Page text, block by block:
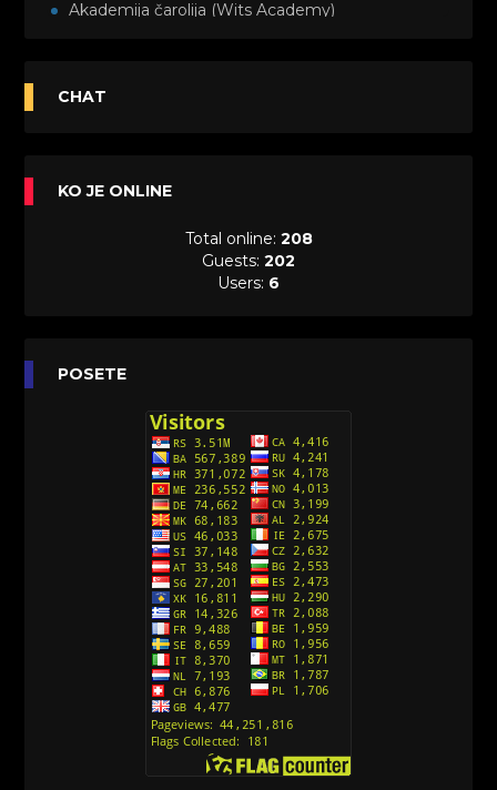
Akademija čarolija (Wits Academy)
Avanture Maje i Marka (Sinhronizovano na
Sinhronizovano na Srpski
A.T.O.M. (Alpha Teens On Machines)
Sinhronizovano na Hrvatski
Anatane: Saving the Children of Okura
Avanture Kida Opasnost (Sinhronizovano na
Action Man (Sinhronizovano na Hrvatski)
Action Man (2000) Sinhronizovano na Hrvatski
Andjeoski Prijatelji (Sinhronizovano na Srpski)
Ajkuca (Sharkdog) Sinhronizovano na Srpski
Alvin i veverice (Alvinnn!!! And the Chipmunks)
Sinhronizovano na Srpski
CHAT
KO JE ONLINE
Total online: 208
Guests: 202
Users: 6
POSETE